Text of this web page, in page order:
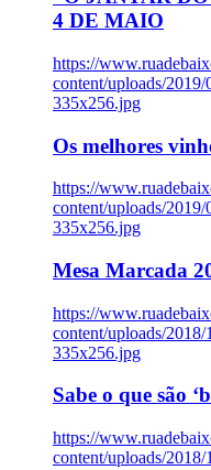
4 DE MAIO
https://
content/uploads/
335x256.jpg
Os melhores
https://
content/uploads/
335x256.jpg
Mesa Marcada
https://
content/uploads/
335x256.jpg
Sabe o que são
https://
content/uploads/